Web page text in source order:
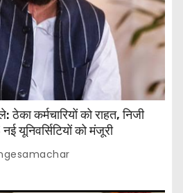
कर्मचारियों को राहत, निजी
यूनिवर्सिटियों को मंजूरी